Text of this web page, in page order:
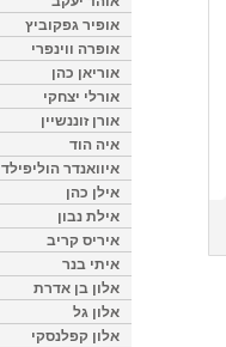
אופיר גפקוביץ
אופרה ווינפרי
אוריאן כהן
אורלי יצחקי
אורן זוננשיין
איה הוד
איוואנדר הוליפילד
אילן כהן
אילת נבון
איריס קריב
איתי בנר
אלון בן אדרת
אלון גל
אלון קפלנסקי